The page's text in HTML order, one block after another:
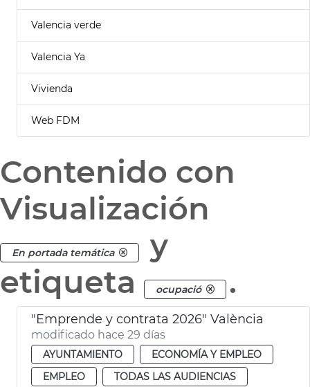
Valencia verde
Valencia Ya
Vivienda
Web FDM
Contenido con
Visualización
En portada temática
y
etiqueta
ocupació .
"Emprende y contrata 2026" València
modificado hace 29 días
AYUNTAMIENTO
ECONOMÍA Y EMPLEO
EMPLEO
TODAS LAS AUDIENCIAS